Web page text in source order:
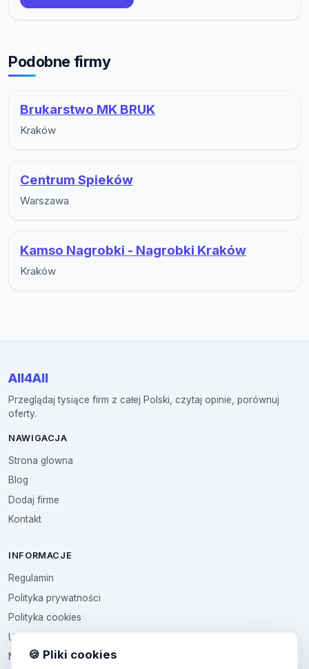
Podobne firmy
Brukarstwo MK BRUK
Kraków
Centrum Spieków
Warszawa
Kamso Nagrobki - Nagrobki Kraków
Kraków
All4All
Przeglądaj tysiące firm z całej Polski, czytaj opinie, porównuj
oferty.
NAWIGACJA
Strona glowna
Blog
Dodaj firme
Kontakt
INFORMACJE
Regulamin
Polityka prywatności
Polityka cookies
Ustawienia cookies
Multikod🍪 Pliki cookies